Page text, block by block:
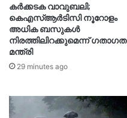
കർക്കടക വാവുബലി;
കെഎസ്ആർടിസി നൂറോളം
അധിക ബസുകൾ
നിരത്തിലിറക്കുമെന്ന് ഗതാഗത
മന്ത്രി
29 minutes ago